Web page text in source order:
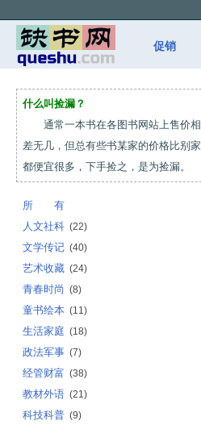
促销
什么叫捡漏？
通常一本书在各图书网站上售价相
差无几，但总有些书某家的价格比别家
都便宜很多，下手捡之，是为捡漏。
所 有
人文社科 (22)
文学传记 (40)
艺术收藏 (24)
青春时尚 (8)
童书绘本 (11)
生活家庭 (18)
政法军事 (7)
经管财富 (38)
教材外语 (21)
科技科普 (9)